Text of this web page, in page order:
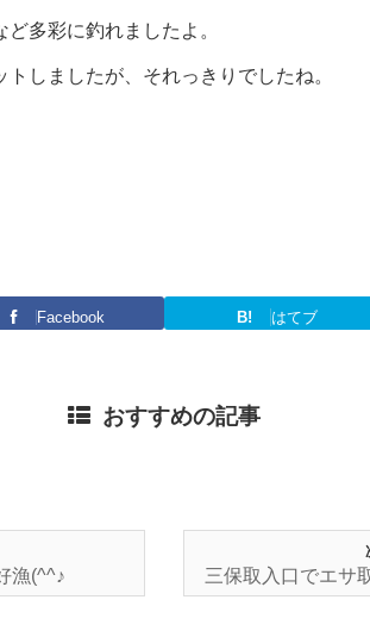
多彩に釣れましたよ。
しましたが、それっきりでしたね。
Facebook B! はてブ
おすすめの記事
漁(^^♪ 三保取入口でエサ